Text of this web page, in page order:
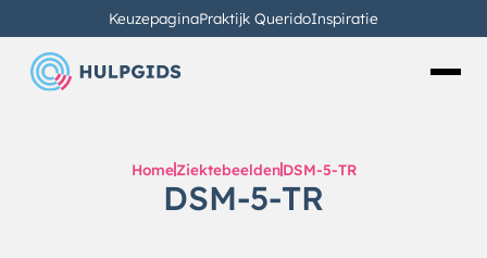
KeuzepaginaPraktijk QueridoInspiratie
Home Ziektebeelden DSM-5-TR
DSM-5-TR